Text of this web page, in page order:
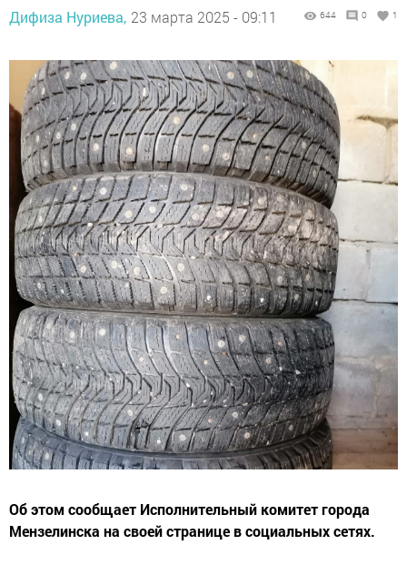
Дифиза Нуриева, 23 марта 2025 - 09:11 644 0 1
Об этом сообщает Исполнительный комитет города
Мензелинска на своей странице в социальных сетях.